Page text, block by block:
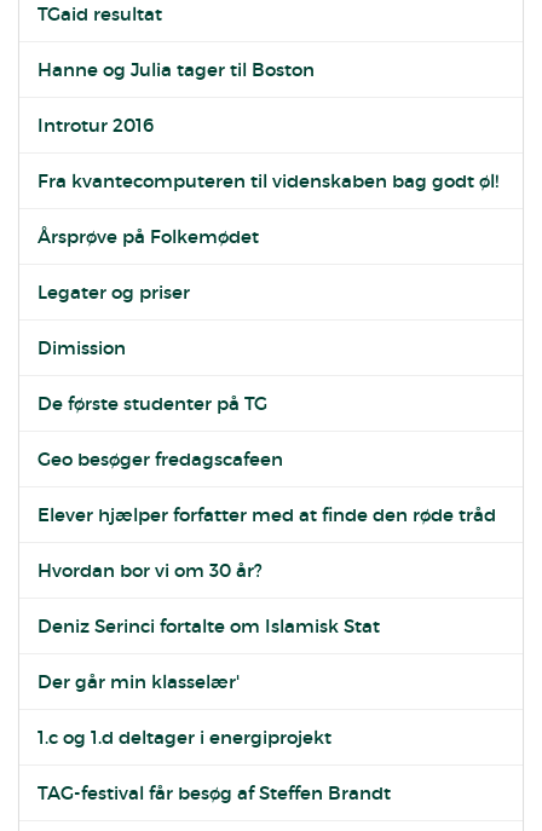
TGaid resultat
Hanne og Julia tager til Boston
Introtur 2016
Fra kvantecomputeren til videnskaben bag godt øl!
Årsprøve på Folkemødet
Legater og priser
Dimission
De første studenter på TG
Geo besøger fredagscafeen
Elever hjælper forfatter med at finde den røde tråd
Hvordan bor vi om 30 år?
Deniz Serinci fortalte om Islamisk Stat
Der går min klasselær'
1.c og 1.d deltager i energiprojekt
TAG-festival får besøg af Steffen Brandt